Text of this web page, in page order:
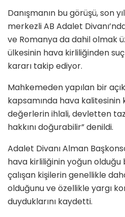
Danışmanın bu görüşü, son
merkezli AB Adalet
ve Romanya da dahil olmak
ülkesinin hava kirliliğinden
kararı takip ediyor.
Mahkemeden yapılan bir
kapsamında hava kalitesinin
değerlerin ihlali, devletten
hakkını doğurabilir” denildi.
Adalet Divanı Alman
hava kirliliğinin yoğun
çalışan kişilerin genellikle
olduğunu ve özellikle yargı
duyduklarını kaydetti.